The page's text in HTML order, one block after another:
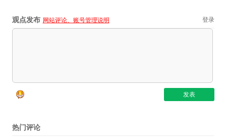
观点发布 网站评论、账号管理说明 登录
热门评论